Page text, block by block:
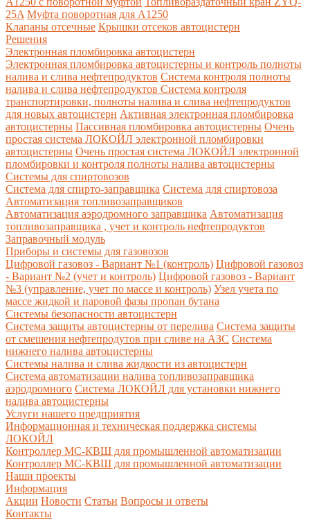
25A Муфта поворотная для А1250
Клапаны отсечные Крышки отсеков автоцистерн
Решения
Электронная пломбировка автоцистерн
Электронная пломбировка автоцистерны и контроль полноты
налива и слива нефтепродуктов Система контроля полноты
налива и слива нефтепродуктов Система контроля
транспортировки, полноты налива и слива нефтепродуктов
для новых автоцистерн Активная электронная пломбировка
автоцистерны Пассивная пломбировка автоцистерны Очень
простая система ЛОКОЙЛ электронной пломбировки
автоцистерны Очень простая система ЛОКОЙЛ электронной
пломбировки и контроля полноты налива автоцистерны
Системы для спиртовозов
Система для спирто-заправщика Система для спиртовоза
Автоматизация топливозаправщиков
Автоматизация аэродромного заправщика Автоматизация
топливозаправщика , учет и контроль нефтепродуктов
Заправочный модуль
Приборы и системы для газовозов
Цифровой газовоз - Вариант №1 (контроль) Цифровой газовоз
- Вариант №2 (учет и контроль) Цифровой газовоз - Вариант
№3 (управление, учет по массе и контроль) Узел учета по
массе жидкой и паровой фазы пропан бутана
Системы безопасности автоцистерн
Система защиты автоцистерны от перелива Система защиты
от смешения нефтепродутов при сливе на АЗС Система
нижнего налива автоцистерны
Системы налива и слива жидкости из автоцистерн
Система автоматизации налива топливозаправщика
аэродромного Система ЛОКОЙЛ для установки нижнего
налива автоцистерны
Услуги нашего предприятия
Информационная и техническая поддержка системы
ЛОКОЙЛ
Контроллер МС-КВШ для промышленной автоматизации
Контроллер МС-КВШ для промышленной автоматизации
Наши проекты
Информация
Акции Новости Статьи Вопросы и ответы
Контакты